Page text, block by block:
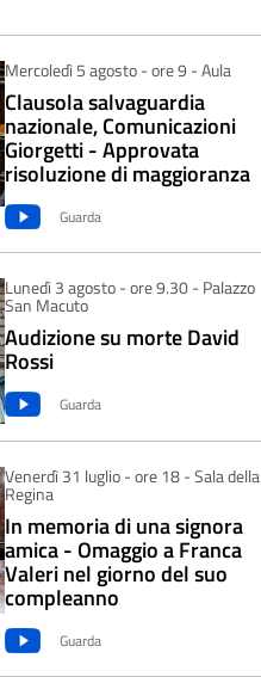
Mercoledì 5 agosto - ore 9 - Aula
Clausola salvaguardia
nazionale, Comunicazioni
Giorgetti - Approvata
risoluzione di maggioranza
Guarda
Lunedì 3 agosto - ore 9.30 - Palazzo
San Macuto
Audizione su morte David
Rossi
Guarda
Venerdì 31 luglio - ore 18 - Sala della
Regina
In memoria di una signora
amica - Omaggio a Franca
Valeri nel giorno del suo
compleanno
Guarda